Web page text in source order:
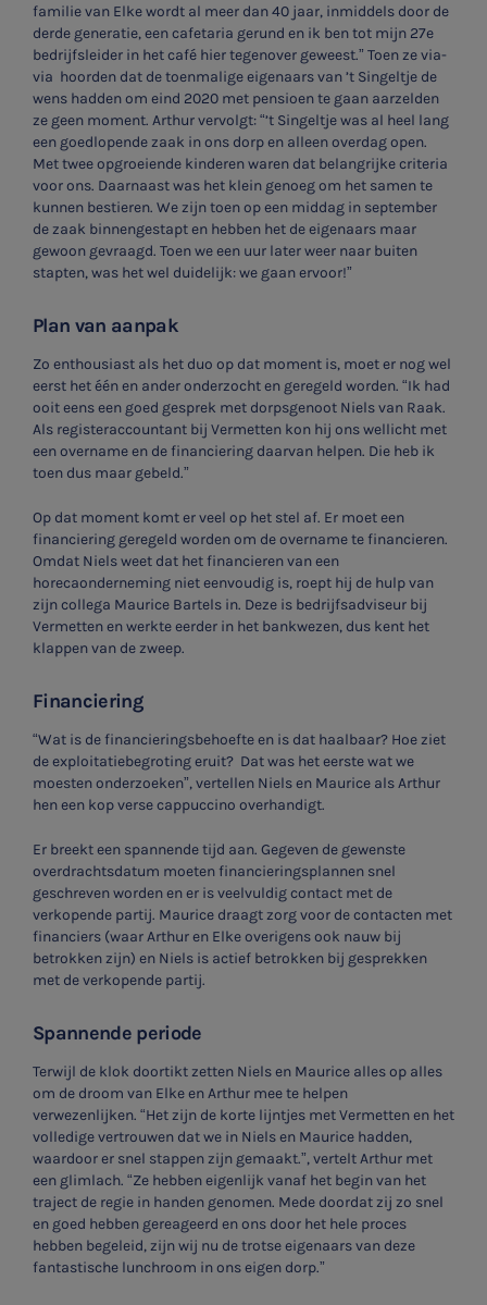
SNEL UW ANTWOORD VINDEN
Zonder gedoe
Typ hieronder uw zoekterm
familie van Elke wordt al meer dan 40 jaar, inmiddels door de
derde generatie, een cafetaria gerund en ik ben tot mijn 27e
bedrijfsleider in het café hier tegenover geweest.” Toen ze via-
via hoorden dat de toenmalige eigenaars van ’t Singeltje de
wens hadden om eind 2020 met pensioen te gaan aarzelden
ze geen moment. Arthur vervolgt: “’t Singeltje was al heel lang
een goedlopende zaak in ons dorp en alleen overdag open.
Met twee opgroeiende kinderen waren dat belangrijke criteria
voor ons. Daarnaast was het klein genoeg om het samen te
kunnen bestieren. We zijn toen op een middag in september
de zaak binnengestapt en hebben het de eigenaars maar
gewoon gevraagd. Toen we een uur later weer naar buiten
stapten, was het wel duidelijk: we gaan ervoor!”
Plan van aanpak
Zo enthousiast als het duo op dat moment is, moet er nog wel
eerst het één en ander onderzocht en geregeld worden. “Ik had
ooit eens een goed gesprek met dorpsgenoot Niels van Raak.
Als registeraccountant bij Vermetten kon hij ons wellicht met
een overname en de financiering daarvan helpen. Die heb ik
toen dus maar gebeld.”
Op dat moment komt er veel op het stel af. Er moet een
financiering geregeld worden om de overname te financieren.
Omdat Niels weet dat het financieren van een
horecaonderneming niet eenvoudig is, roept hij de hulp van
zijn collega Maurice Bartels in. Deze is bedrijfsadviseur bij
Vermetten en werkte eerder in het bankwezen, dus kent het
klappen van de zweep.
Financiering
“Wat is de financieringsbehoefte en is dat haalbaar? Hoe ziet
de exploitatiebegroting eruit? Dat was het eerste wat we
moesten onderzoeken”, vertellen Niels en Maurice als Arthur
hen een kop verse cappuccino overhandigt.
Er breekt een spannende tijd aan. Gegeven de gewenste
overdrachtsdatum moeten financieringsplannen snel
geschreven worden en er is veelvuldig contact met de
verkopende partij. Maurice draagt zorg voor de contacten met
financiers (waar Arthur en Elke overigens ook nauw bij
betrokken zijn) en Niels is actief betrokken bij gesprekken
met de verkopende partij.
Spannende periode
Terwijl de klok doortikt zetten Niels en Maurice alles op alles
om de droom van Elke en Arthur mee te helpen
verwezenlijken. “Het zijn de korte lijntjes met Vermetten en het
volledige vertrouwen dat we in Niels en Maurice hadden,
waardoor er snel stappen zijn gemaakt.”, vertelt Arthur met
een glimlach. “Ze hebben eigenlijk vanaf het begin van het
traject de regie in handen genomen. Mede doordat zij zo snel
en goed hebben gereageerd en ons door het hele proces
hebben begeleid, zijn wij nu de trotse eigenaars van deze
fantastische lunchroom in ons eigen dorp.”